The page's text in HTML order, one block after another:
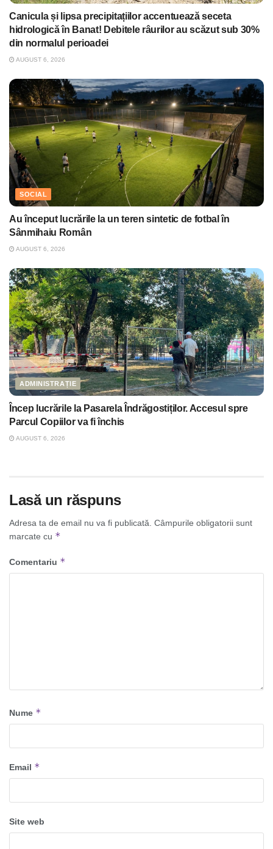
Canicula și lipsa precipitațiilor accentuează seceta
hidrologică în Banat! Debitele râurilor au scăzut sub 30%
din normalul perioadei
AUGUST 6, 2026
SOCIAL
Au început lucrările la un teren sintetic de fotbal în
Sânmihaiu Român
AUGUST 6, 2026
ADMINISTRAȚIE
Încep lucrările la Pasarela Îndrăgostiților. Accesul spre
Parcul Copiilor va fi închis
AUGUST 6, 2026
Lasă un răspuns
Adresa ta de email nu va fi publicată. Câmpurile obligatorii sunt
marcate cu *
Comentariu *
Nume *
Email *
Site web